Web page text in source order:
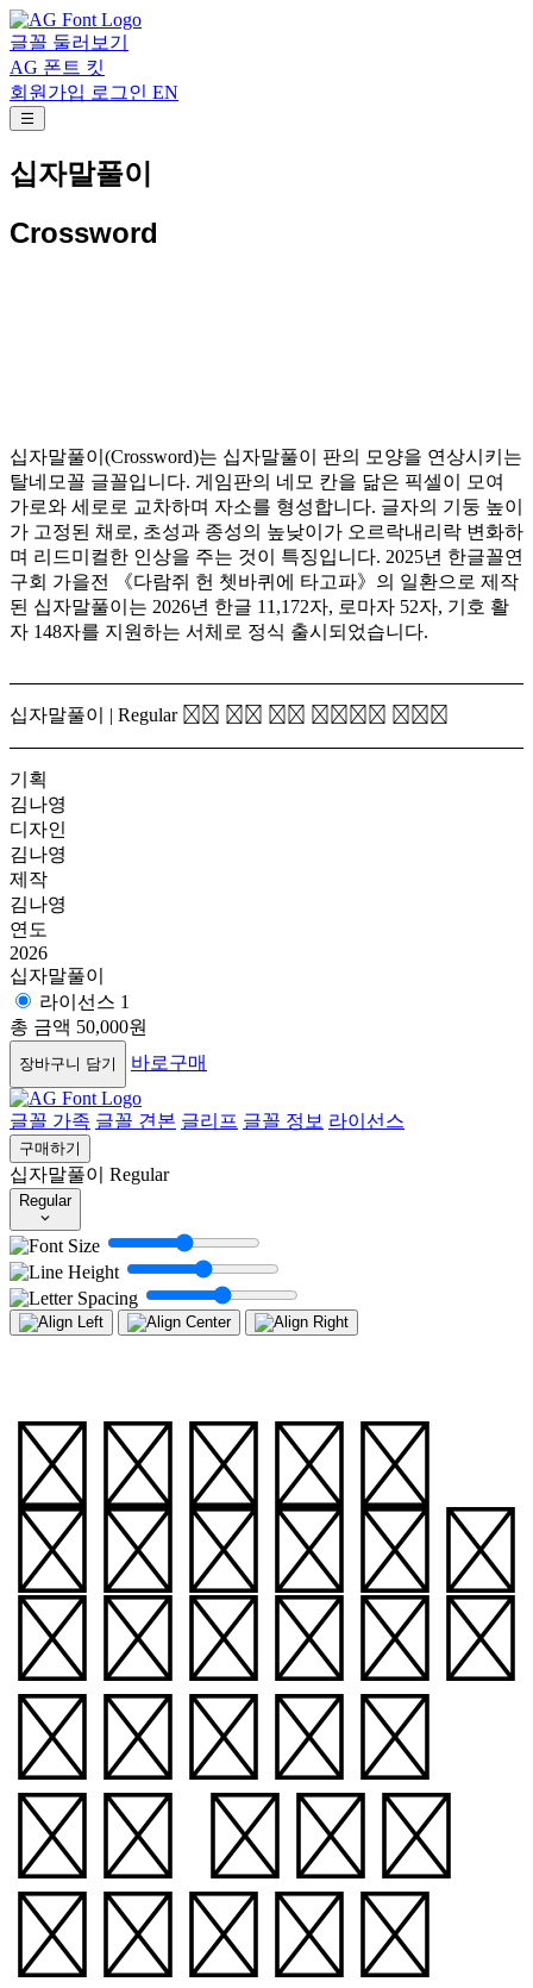
글꼴 둘러보기
AG 폰트 킷
회원가입 로그인 EN
십자말풀이
Crossword
십자말풀이(Crossword)는 십자말풀이 판의 모양을 연상시키는
탈네모꼴 글꼴입니다. 게임판의 네모 칸을 닮은 픽셀이 모여
가로와 세로로 교차하며 자소를 형성합니다. 글자의 기둥 높이
가 고정된 채로, 초성과 종성의 높낮이가 오르락내리락 변화하
며 리드미컬한 인상을 주는 것이 특징입니다. 2025년 한글꼴연
구회 가을전 《다람쥐 헌 쳇바퀴에 타고파》의 일환으로 제작
된 십자말풀이는 2026년 한글 11,172자, 로마자 52자, 기호 활
자 148자를 지원하는 서체로 정식 출시되었습니다.
십자말풀이 | Regular 모진 바람 5월 꽃봉오리 떨구고
기획
김나영
디자인
김나영
제작
김나영
연도
2026
십자말풀이
라이선스 1
총 금액 50,000원
장바구니 담기 바로구매
글꼴 가족 글꼴 견본 글리프 글꼴 정보 라이선스
구매하기
십자말풀이 Regular
Regular
십자말풀이
(Cross
word)는
십자말풀이
판의 모양을
연상시키는